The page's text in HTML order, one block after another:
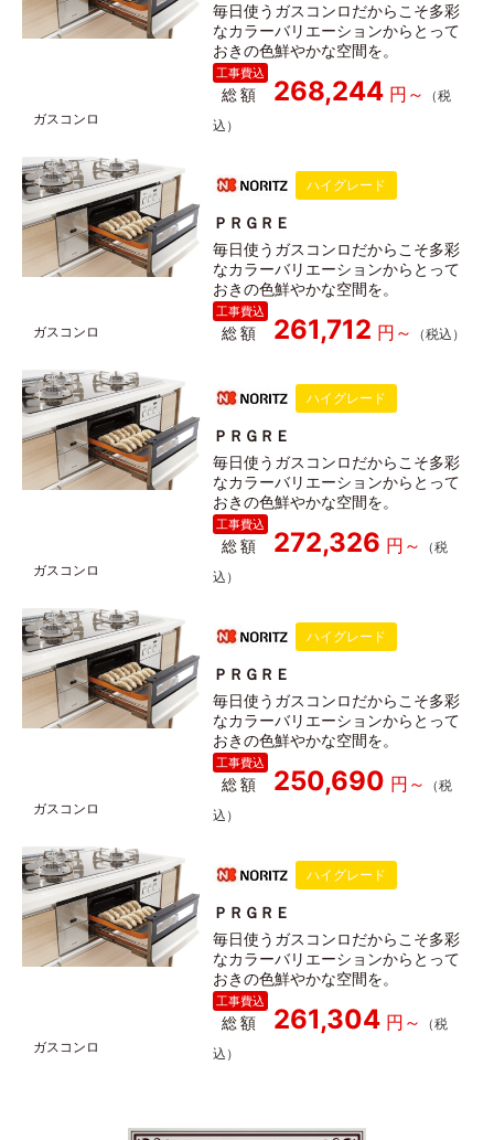
毎日使うガスコンロだからこそ多彩
なカラーバリエーションからとって
おきの色鮮やかな空間を。
総額 268,244
ハイグレード
ＰＲＧＲＥ
毎日使うガスコンロだからこそ多彩
なカラーバリエーションからとって
おきの色鮮やかな空間を。
総額 261,712
ハイグレード
ＰＲＧＲＥ
毎日使うガスコンロだからこそ多彩
なカラーバリエーションからとって
おきの色鮮やかな空間を。
総額 272,326
ハイグレード
ＰＲＧＲＥ
毎日使うガスコンロだからこそ多彩
なカラーバリエーションからとって
おきの色鮮やかな空間を。
総額 250,690
ハイグレード
ＰＲＧＲＥ
毎日使うガスコンロだからこそ多彩
なカラーバリエーションからとって
おきの色鮮やかな空間を。
総額 261,304